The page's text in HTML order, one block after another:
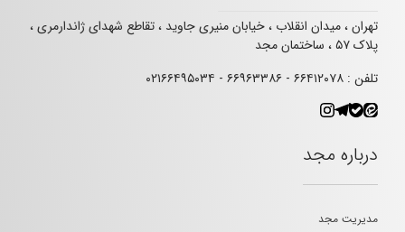
تهران ، میدان انقلاب ، خیابان منیری جاوید ، تقاطع شهدای ژاندارمری ،
پلاک ۵۷ ، ساختمان مجد
تلفن : ۶۶۴۱۲۰۷۸ - ۶۶۹۶۳۳۸۶ - ۰۲۱۶۶۴۹۵۰۳۴
درباره مجد
مدیریت مجد